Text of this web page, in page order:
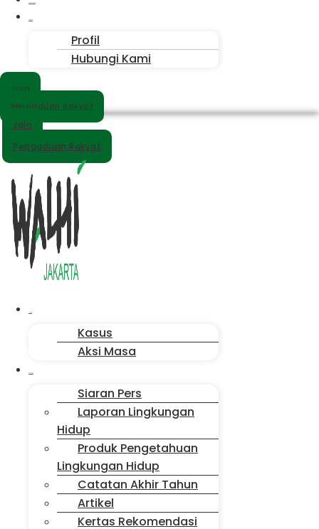
Profil
Hubungi Kami
Join
Pengaduan Rakyat
Join
Pengaduan Rakyat
Menu
Kasus
Aksi Masa
Siaran Pers
Laporan Lingkungan
Hidup
Produk Pengetahuan
Lingkungan Hidup
Catatan Akhir Tahun
Artikel
Kertas Rekomendasi